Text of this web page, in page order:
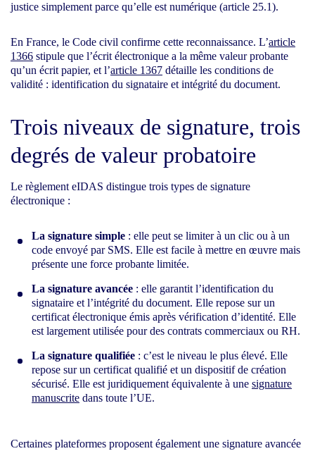
justice simplement parce qu’elle est numérique (article 25.1).
En France, le Code civil confirme cette reconnaissance. L’article
1366 stipule que l’écrit électronique a la même valeur probante
qu’un écrit papier, et l’article 1367 détaille les conditions de
validité : identification du signataire et intégrité du document.
Trois niveaux de signature, trois
degrés de valeur probatoire
Le règlement eIDAS distingue trois types de signature
électronique :
La signature simple : elle peut se limiter à un clic ou à un
code envoyé par SMS. Elle est facile à mettre en œuvre mais
présente une force probante limitée.
La signature avancée : elle garantit l’identification du
signataire et l’intégrité du document. Elle repose sur un
certificat électronique émis après vérification d’identité. Elle
est largement utilisée pour des contrats commerciaux ou RH.
La signature qualifiée : c’est le niveau le plus élevé. Elle
repose sur un certificat qualifié et un dispositif de création
sécurisé. Elle est juridiquement équivalente à une signature
manuscrite dans toute l’UE.
Certaines plateformes proposent également une signature avancée